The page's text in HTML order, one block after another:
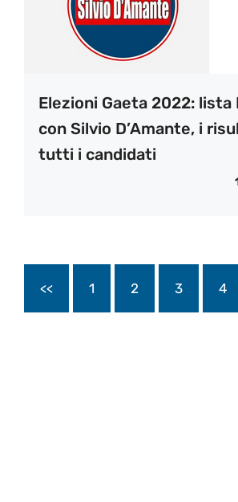
Elezioni Gaeta 2022: lista
con Silvio D’Amante, i
tutti i candidati
<< 1 2 3 4